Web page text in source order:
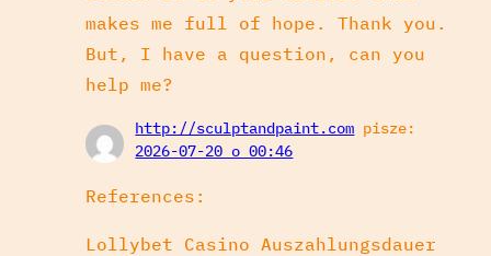
makes me full of hope. Thank you.
But, I have a question, can you
help me?
http://sculptandpaint.com pisze:
2026-07-20 o 00:46
References:
Lollybet Casino Auszahlungsdauer